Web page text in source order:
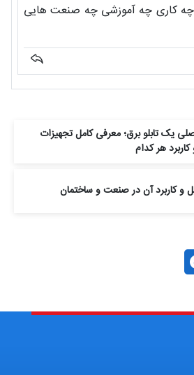
چه کاری چه آموزشی چه صنعت هایی
یک تابلو برق؛ معرفی کامل تجهیزات
هر کدام
و کاربرد آن‌ در صنعت و ساختمان